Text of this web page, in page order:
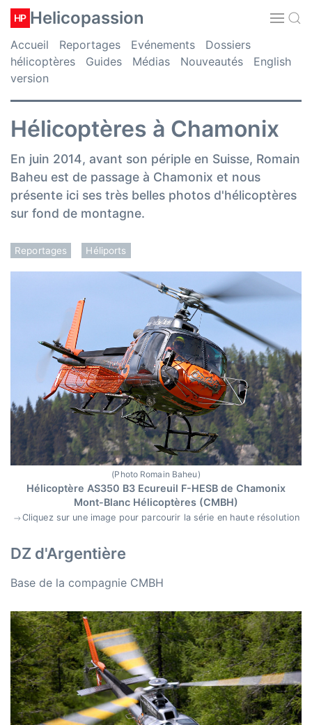
HP Helicopassion
Accueil Reportages Evénements
Dossiers
hélicoptères
Guides Médias Nouveautés
English
version
Hélicoptères à Chamonix
En juin 2014, avant son périple en Suisse, Romain
Baheu est de passage à Chamonix et nous
présente ici ses très belles photos d'hélicoptères
sur fond de montagne.
Reportages Héliports
(Photo Romain Baheu)
Hélicoptère AS350 B3 Ecureuil F-HESB de Chamonix
Mont-Blanc Hélicoptères (CMBH)
Cliquez sur une image pour parcourir la série en haute résolution
DZ d'Argentière
Base de la compagnie CMBH